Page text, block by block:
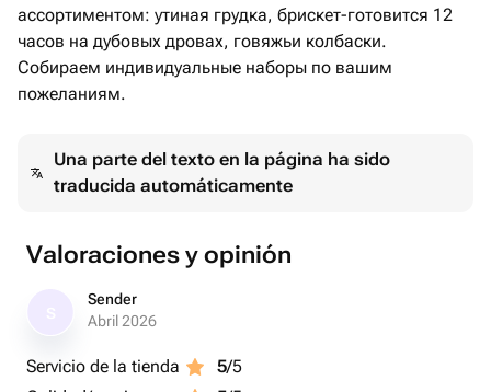
ассортиментом: утиная грудка, брискет-готовится 12
часов на дубовых дровах, говяжьи колбаски.
Собираем индивидуальные наборы по вашим
пожеланиям.
Una parte del texto en la página ha sido
traducida automáticamente
Valoraciones y opinión
Sender
Abril 2026
Servicio de la tienda 5/5